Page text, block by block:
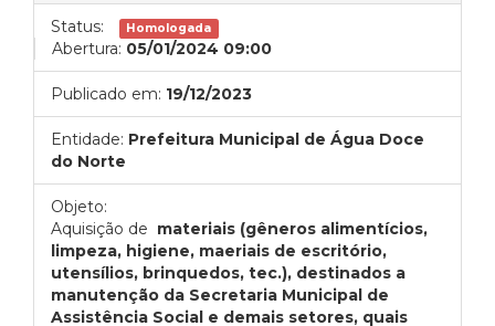
Status: Homologada
Abertura: 05/01/2024 09:00
Publicado em: 19/12/2023
Entidade: Prefeitura Municipal de Água Doce
do Norte
Objeto:
Aquisição de materiais (gêneros alimentícios,
limpeza, higiene, maeriais de escritório,
utensílios, brinquedos, tec.), destinados a
manutenção da Secretaria Municipal de
Assistência Social e demais setores, quais